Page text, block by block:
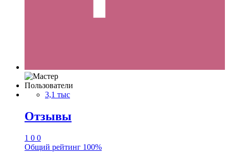
Пользователи
3,1 тыс
Отзывы
1 0 0
Общий рейтинг 100%